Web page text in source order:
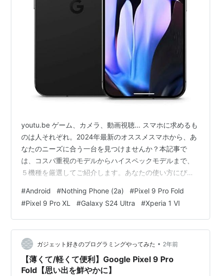
youtu.be ゲーム、カメラ、動画視聴… スマホに求めるも
のは人それぞれ。2024年最新のオススメスマホから、あ
なたのニーズに合う一台を見つけませんか？本記事で
は、コスパ重視のモデルからハイスペックモデルまで、
５機種を厳選してご紹介します。あなたの使い方にぴっ
記事はAIが要約・執筆し、筆者が編集しています。)
#Android #Nothing Phone (2a) #Pixel 9 Pro Fold
#Pixel 9 Pro XL #Galaxy S24 Ultra #Xperia 1 VI
ガジェット好きのプログラミングやってみた • 2年前
【薄くて/軽くて便利】Google Pixel 9 Pro
Fold【思い出を鮮やかに】